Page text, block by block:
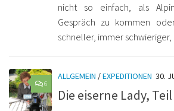
nicht so einfach, als
Gespräch zu kommen
schneller, immer
6
ALLGEMEIN /EXPEDITIONEN 30.
Die eiserne Lady, Teil